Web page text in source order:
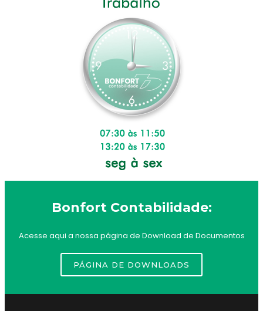
Bonfort Contabilidade:
Acesse aqui a nossa página de Download de Documentos
PÁGINA DE DOWNLOADS